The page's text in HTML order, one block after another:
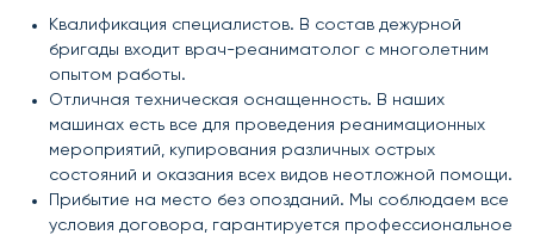
Квалификация специалистов. В состав дежурной
бригады входит врач-реаниматолог с многолетним
опытом работы.
Отличная техническая оснащенность. В наших
машинах есть все для проведения реанимационных
мероприятий, купирования различных острых
состояний и оказания всех видов неотложной помощи.
Прибытие на место без опозданий. Мы соблюдаем все
условия договора, гарантируется профессиональное